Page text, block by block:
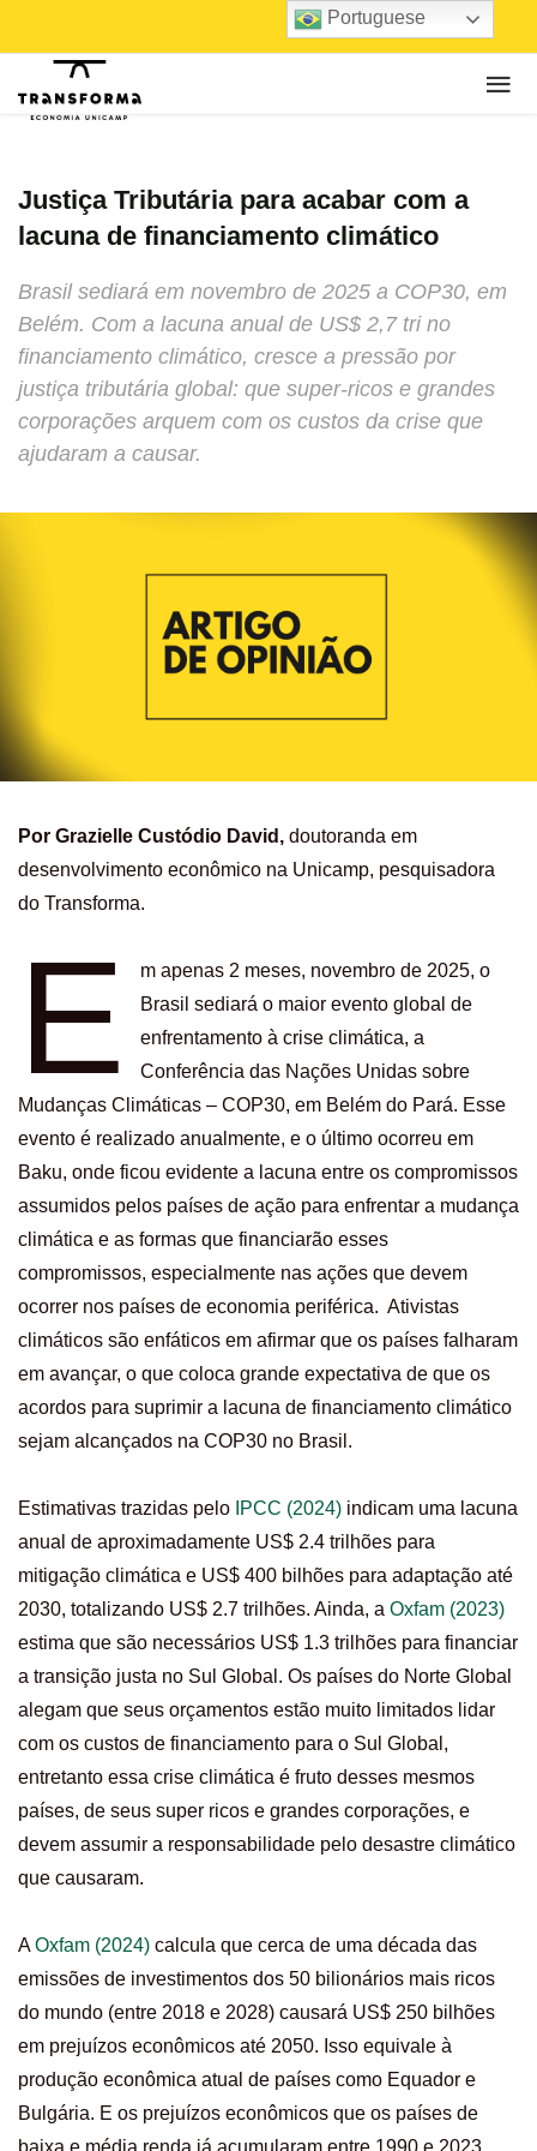
Justiça Tributária para acabar com a
lacuna de financiamento climático
Brasil sediará em novembro de 2025 a COP30, em
Belém. Com a lacuna anual de US$ 2,7 tri no
financiamento climático, cresce a pressão por
justiça tributária global: que super-ricos e grandes
corporações arquem com os custos da crise que
ajudaram a causar.
Por Grazielle Custódio David, doutoranda em
desenvolvimento econômico na Unicamp, pesquisadora
do Transforma.
E
m apenas 2 meses, novembro de 2025, o
Brasil sediará o maior evento global de
enfrentamento à crise climática, a
Conferência das Nações Unidas sobre
Mudanças Climáticas – COP30, em Belém do Pará. Esse
evento é realizado anualmente, e o último ocorreu em
Baku, onde ficou evidente a lacuna entre os compromissos
assumidos pelos países de ação para enfrentar a mudança
climática e as formas que financiarão esses
compromissos, especialmente nas ações que devem
ocorrer nos países de economia periférica. Ativistas
climáticos são enfáticos em afirmar que os países falharam
em avançar, o que coloca grande expectativa de que os
acordos para suprimir a lacuna de financiamento climático
sejam alcançados na COP30 no Brasil.
Estimativas trazidas pelo IPCC (2024) indicam uma lacuna
anual de aproximadamente US$ 2.4 trilhões para
mitigação climática e US$ 400 bilhões para adaptação até
2030, totalizando US$ 2.7 trilhões. Ainda, a Oxfam (2023)
estima que são necessários US$ 1.3 trilhões para financiar
a transição justa no Sul Global. Os países do Norte Global
alegam que seus orçamentos estão muito limitados lidar
com os custos de financiamento para o Sul Global,
entretanto essa crise climática é fruto desses mesmos
países, de seus super ricos e grandes corporações, e
devem assumir a responsabilidade pelo desastre climático
que causaram.
AOxfam (2024) calcula que cerca de uma década das
emissões de investimentos dos 50 bilionários mais ricos
do mundo (entre 2018 e 2028) causará US$ 250 bilhões
em prejuízos econômicos até 2050. Isso equivale à
produção econômica atual de países como Equador e
Bulgária. E os prejuízos econômicos que os países de
baixa e média renda já acumularam entre 1990 e 2023,
Portuguese